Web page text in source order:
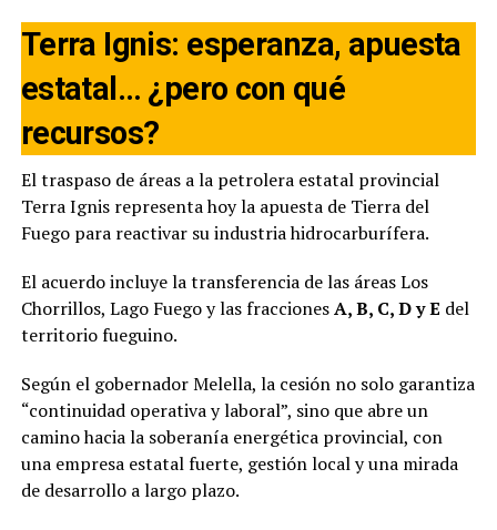
Terra Ignis: esperanza, apuesta
estatal… ¿pero con qué
recursos?
El traspaso de áreas a la petrolera estatal provincial
Terra Ignis representa hoy la apuesta de Tierra del
Fuego para reactivar su industria hidrocarburífera.
El acuerdo incluye la transferencia de las áreas Los
Chorrillos, Lago Fuego y las fraccionesA, B, C, D y E del
territorio fueguino.
Según el gobernador Melella, la cesión no solo garantiza
“continuidad operativa y laboral”, sino que abre un
camino hacia la soberanía energética provincial, con
una empresa estatal fuerte, gestión local y una mirada
de desarrollo a largo plazo.